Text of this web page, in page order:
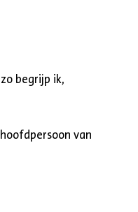
begrijp ik,
van